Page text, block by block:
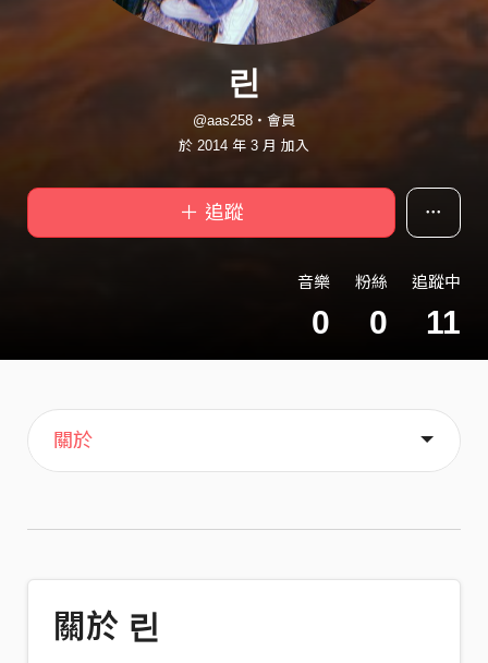
린
@aas258・會員
於 2014 年 3 月 加入
＋ 追蹤
音樂
0
粉絲
0
追蹤中
11
主頁
歌單
喜歡
關於
關於 린